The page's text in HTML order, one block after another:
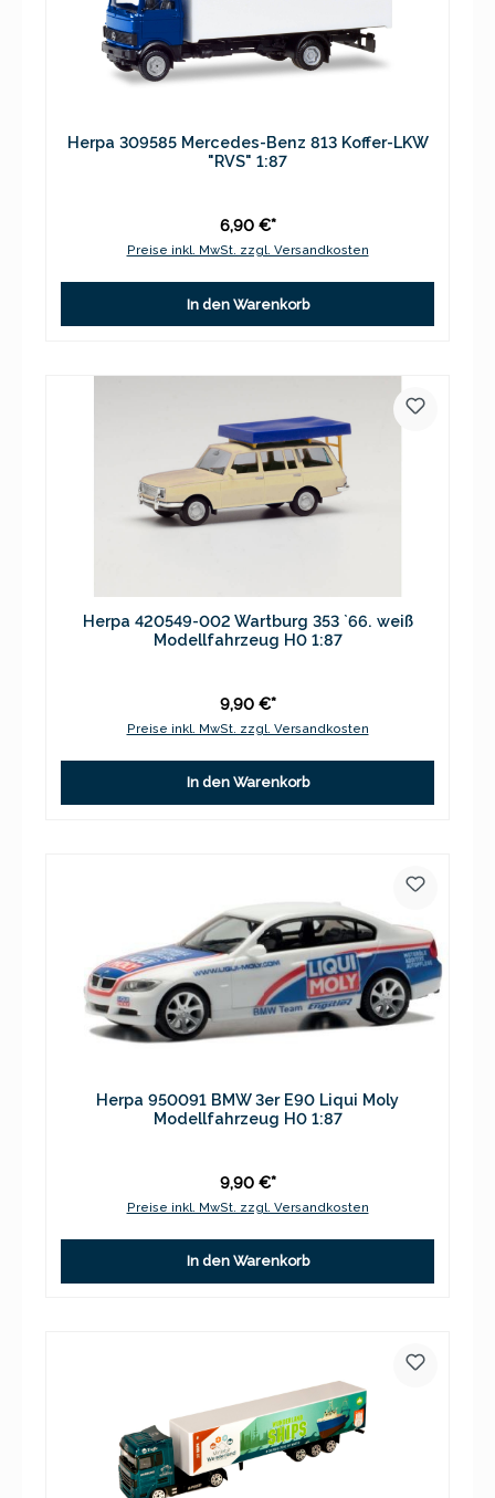
Herpa 309585 Mercedes-Benz 813 Koffer-LKW
"RVS" 1:87
6,90 €*
Preise inkl. MwSt. zzgl. Versandkosten
In den Warenkorb
Herpa 420549-002 Wartburg 353 `66. weiß
Modellfahrzeug H0 1:87
9,90 €*
Preise inkl. MwSt. zzgl. Versandkosten
In den Warenkorb
Herpa 950091 BMW 3er E90 Liqui Moly
Modellfahrzeug H0 1:87
9,90 €*
Preise inkl. MwSt. zzgl. Versandkosten
In den Warenkorb